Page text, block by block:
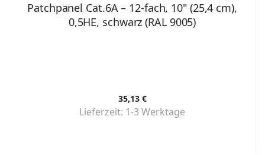
Patchpanel Cat.6A – 12-fach, 10" (25,4 cm),
0,5HE, schwarz (RAL 9005)
35,13 €
Lieferzeit: 1-3 Werktage